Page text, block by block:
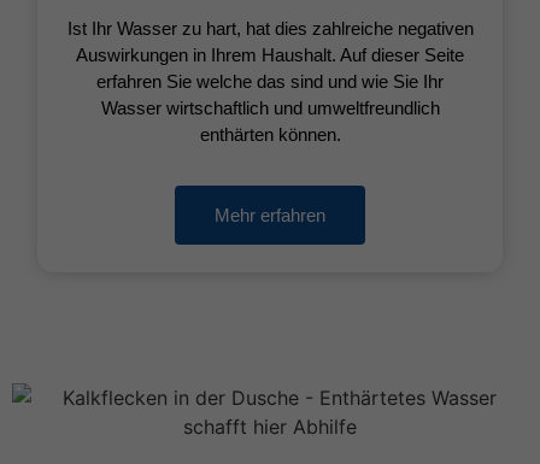
Ist Ihr Wasser zu hart, hat dies zahlreiche negativen
Auswirkungen in Ihrem Haushalt. Auf dieser Seite
erfahren Sie welche das sind und wie Sie Ihr
Wasser wirtschaftlich und umweltfreundlich
enthärten können.
Mehr erfahren